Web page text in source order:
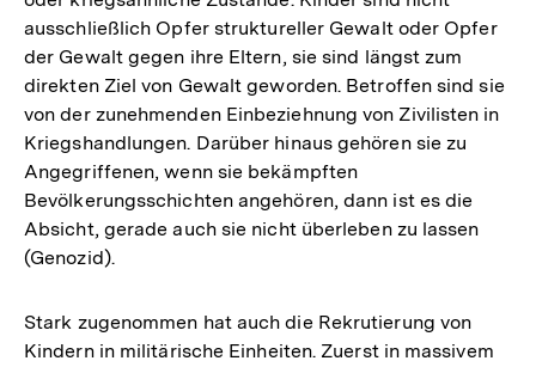
ausschließlich Opfer struktureller Gewalt oder Opfer
der Gewalt gegen ihre Eltern, sie sind längst zum
direkten Ziel von Gewalt geworden. Betroffen sind sie
von der zunehmenden Einbeziehnung von Zivilisten in
Kriegshandlungen. Darüber hinaus gehören sie zu
Angegriffenen, wenn sie bekämpften
Bevölkerungsschichten angehören, dann ist es die
Absicht, gerade auch sie nicht überleben zu lassen
(Genozid).
Stark zugenommen hat auch die Rekrutierung von
Kindern in militärische Einheiten. Zuerst in massivem